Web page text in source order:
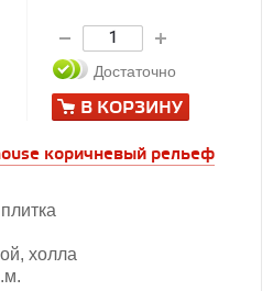
коричневый рельеф
холла
Достаточно
В КОРЗИНУ